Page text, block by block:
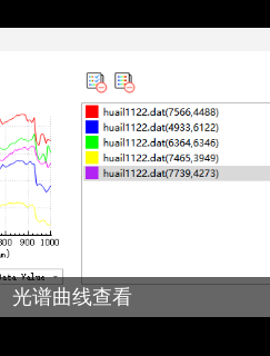
光谱曲线查看